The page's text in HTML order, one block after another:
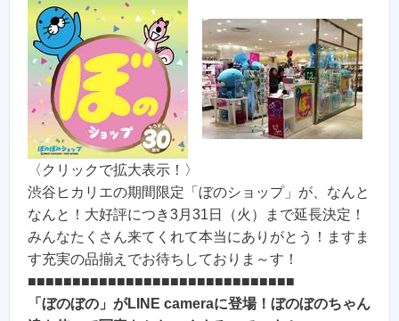
〈クリックで拡大表示！〉
渋谷ヒカリエの期間限定「ぼのショップ」が、なんと
なんと！大好評につき3月31日（火）まで延長決定！
みんなたくさん来てくれて本当にありがとう！ますま
す充実の品揃えでお待ちしておりま～す！
■■■■■■■■■■■■■■■■■■■■■■■■■■■■■■
「ぼのぼの」がLINE cameraに登場！ぼのぼのちゃん